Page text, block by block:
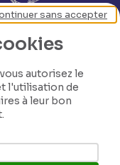
autorisez le
l'utilisation de
à leur bon
sans accepter